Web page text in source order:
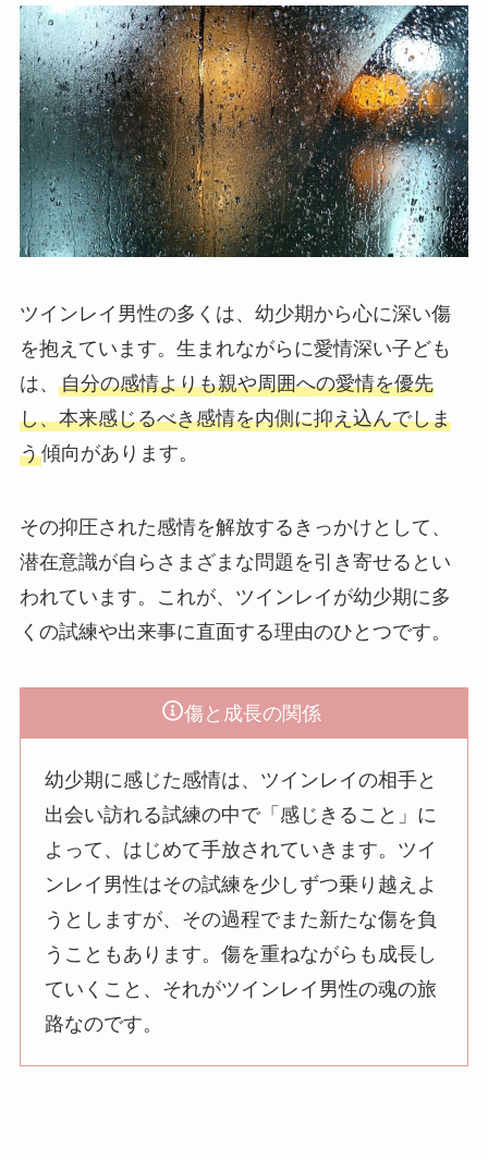
ツインレイ男性の多くは、幼少期から心に深い傷
を抱えています。生まれながらに愛情深い子ども
は、 自分の感情よりも親や周囲への愛情を優先
し、本来感じるべき感情を内側に抑え込んでしま
う傾向があります。
その抑圧された感情を解放するきっかけとして、
潜在意識が自らさまざまな問題を引き寄せるとい
われています。これが、ツインレイが幼少期に多
くの試練や出来事に直面する理由のひとつです。
傷と成長の関係
幼少期に感じた感情は、ツインレイの相手と
出会い訪れる試練の中で「感じきること」に
よって、はじめて手放されていきます。ツイ
ンレイ男性はその試練を少しずつ乗り越えよ
うとしますが、その過程でまた新たな傷を負
うこともあります。傷を重ねながらも成長し
ていくこと、それがツインレイ男性の魂の旅
路なのです。